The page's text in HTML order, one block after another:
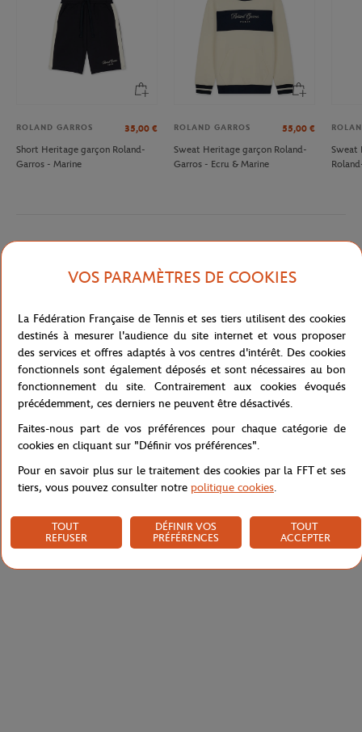
ROLAND GARROS 35,00 €
Short Heritage garçon Roland-
Garros - Marine
ROLAND GARROS 55,00 €
Sweat Heritage garçon Roland-
Garros - Ecru & Marine
Sweat
ajouter à votre collection. Il arbore un lettrage Roland-Garros bleu
et orange sur la poitrine, col rond, et manches courtes.
Référence :RTSB0222-MAR
Caractéristiques
Livraison et retours
VOS PARAMÈTRES DE COOKIES
La Fédération Française de Tennis et ses tiers utilisent des cookies
destinés à mesurer l'audience du site internet et vous proposer
des services et offres adaptés à vos centres d'intérêt. Des cookies
fonctionnels sont également déposés et sont nécessaires au bon
fonctionnement du site. Contrairement aux cookies évoqués
précédemment, ces derniers ne peuvent être désactivés.
Faites-nous part de vos préférences pour chaque catégorie de
cookies en cliquant sur "Définir vos préférences".
Pour en savoir plus sur le traitement des cookies par la FFT et ses
tiers, vous pouvez consulter notre politique cookies.
TOUT
REFUSER
DÉFINIR VOS
PRÉFÉRENCES
TOUT
ACCEPTER